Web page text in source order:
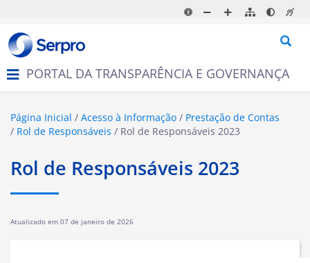
PORTAL DA TRANSPARÊNCIA E GOVERNANÇA
Página Inicial Acesso à Informação
Prestação de Contas
Rol de Responsáveis
Rol de Responsáveis 2023
Rol de Responsáveis 2023
Atualizado em 07 de janeiro de 2026